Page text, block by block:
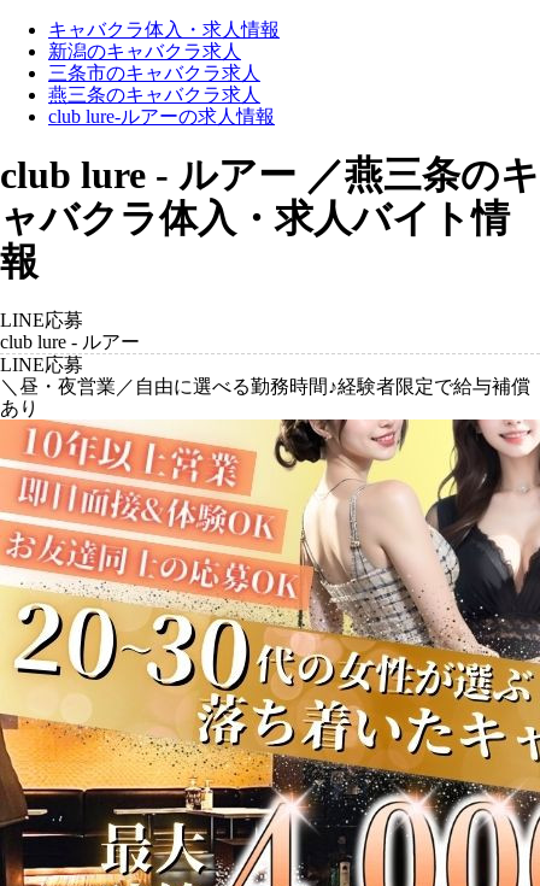
キャバクラ体入・求人情報
新潟のキャバクラ求人
三条市のキャバクラ求人
燕三条のキャバクラ求人
club lure-ルアーの求人情報
club lure - ルアー ／燕三条のキ
ャバクラ体入・求人バイト情
報
LINE応募
club lure - ルアー
LINE応募
＼昼・夜営業／自由に選べる勤務時間♪経験者限定で給与補償
あり